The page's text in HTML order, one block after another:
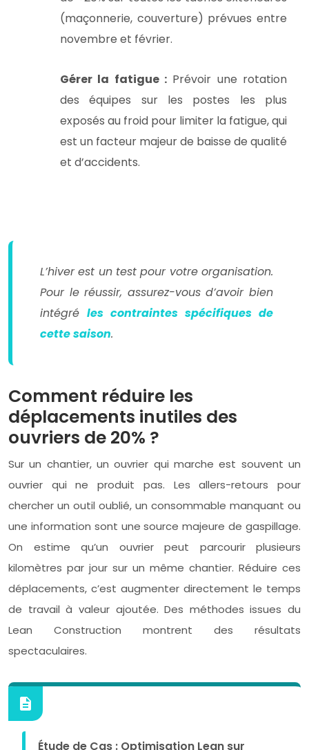
(maçonnerie, couverture) prévues entre
novembre et février.
Gérer la fatigue : Prévoir une rotation
des équipes sur les postes les plus
exposés au froid pour limiter la fatigue, qui
est un facteur majeur de baisse de qualité
et d’accidents.
L’hiver est un test pour votre organisation.
Pour le réussir, assurez-vous d’avoir bien
intégré les contraintes spécifiques de
cette saison.
Comment réduire les
déplacements inutiles des
ouvriers de 20% ?
Sur un chantier, un ouvrier qui marche est souvent un
ouvrier qui ne produit pas. Les allers-retours pour
chercher un outil oublié, un consommable manquant ou
une information sont une source majeure de gaspillage.
On estime qu’un ouvrier peut parcourir plusieurs
kilomètres par jour sur un même chantier. Réduire ces
déplacements, c’est augmenter directement le temps
de travail à valeur ajoutée. Des méthodes issues du
Lean Construction montrent des résultats
spectaculaires.
Étude de Cas : Optimisation Lean sur